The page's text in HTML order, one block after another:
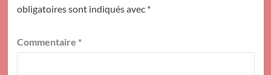
obligatoires sont indiqués avec *
Commentaire *